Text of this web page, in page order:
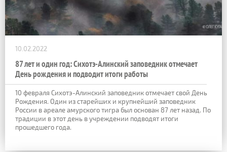
10.02.2022
87 лет и один год: Сихотэ-Алинский заповедник отмечает
День рождения и подводит итоги работы
10 февраля Сихотэ-Алинский заповедник отмечает свой День
Рождения. Один из старейших и крупнейший заповедник
России в ареале амурского тигра был основан 87 лет назад. По
традиции в этот день в учреждении подводят итоги
прошедшего года.